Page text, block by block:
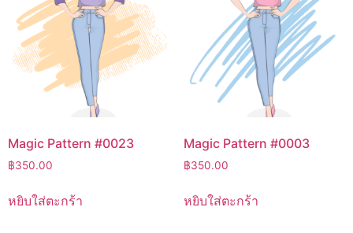
Magic Pattern #0023
฿350.00
หยิบใส่ตะกร้า
Magic Pattern #0003
฿350.00
หยิบใส่ตะกร้า